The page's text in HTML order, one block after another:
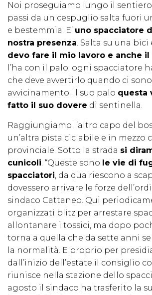
Noi proseguiamo lungo il
passi da un cespuglio salta fuori
e bestemmia. E’ uno spacciatore
nostra presenza. Salta su una bici
devo fare il mio lavoro e anche il
l’ha con il palo: ogni spacciatore
che deve avvertirlo quando ci
avvicinamento. Il suo palo questa
fatto il suo dovere di sentinella.
Raggiungiamo l’altro capo del
un’altra pista ciclabile e in mezzo
provinciale. Sotto la strada si
cunicoli. “Queste sono le vie di
spacciatori, da qua riescono a
dovessero arrivare le forze
sindaco Cattaneo. Qui
organizzati blitz per arrestare
allontanare i tossici, ma dopo
torna a quella che da sette anni
la normalità. E proprio per
dall’inizio dell’estate il consiglio
riunisce nella stazione dello
agosto il sindaco ha trasferito la